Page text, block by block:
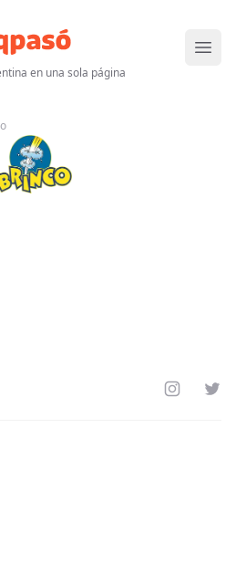
en una sola página
Abrir
Instagram